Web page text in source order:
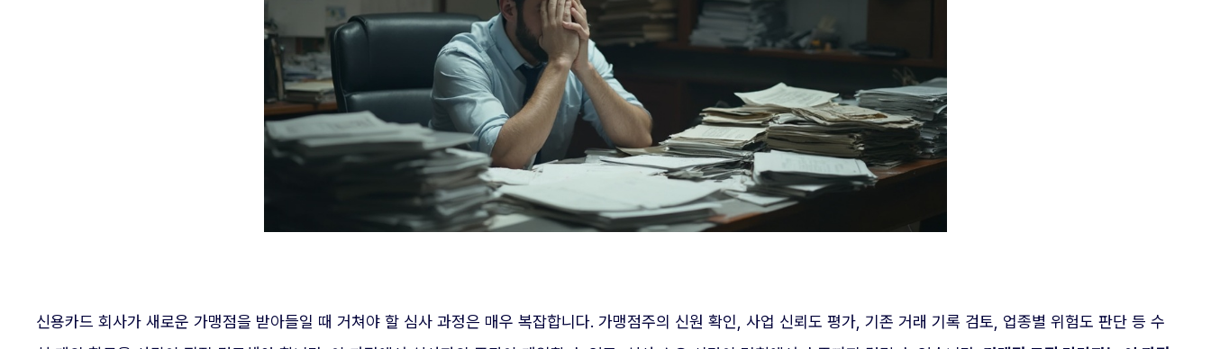
신용카드 회사가 새로운 가맹점을 받아들일 때 거쳐야 할 심사 과정은 매우 복잡합니다. 가맹점주의 신원 확인, 사업 신뢰도 평가, 기존 거래 기록 검토, 업종별 위험도 판단 등 수